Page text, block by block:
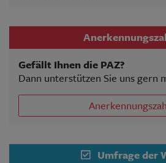
Gefällt Ihnen die PAZ?
Dann unterstützen Sie uns gern
Umfrage der